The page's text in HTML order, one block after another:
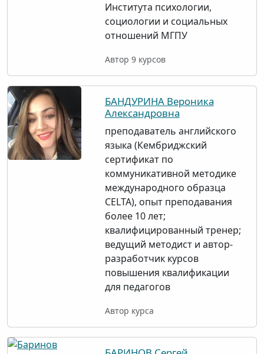
Института психологии,
социологии и социальных
отношений МГПУ
Автор 9 курсов
БАНДУРИНА Вероника
Александровна
преподаватель английского
языка (Кембриджский
сертификат по
коммуникативной методике
международного образца
CELTA), опыт преподавания
более 10 лет;
квалифицированный тренер;
ведущий методист и автор-
разработчик курсов
повышения квалификации
для педагогов
Автор курса